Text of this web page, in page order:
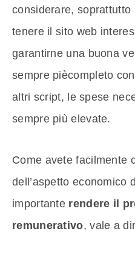
considerare,
tenere il sito web
garantirne una buona
sempre piècompleto
altri script, le spese
sempre più elevate.
Come avete facilmente
dell’aspetto economico
importante rendere il
remunerativo, vale a